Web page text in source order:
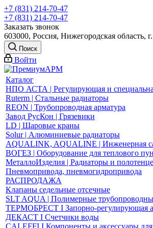
+7 (831) 214-70-47
+7 (831) 214-70-47
Заказать звонок
603000, Россия, Нижегородская
Поиск
Войти
Каталог
НПО АСТА | Регулирующая и
Ruterm | Стальные радиаторы
REON | Трубопроводная арматура
Завод РусКон | Грязевики
LD | Шаровые краны
Solur | Алюминиевые радиаторы
AQUALINK, AQUALINE | Инженерная
ВОГЕЗ | Оборудование для теплового
МеталлоИзделия | Радиаторы и
Пневмопривода, пневмогидропривода
РАСПРОДАЖА
Клапаны седельные отсечные
SLT AQUA | Полимерные
ТЕРМОБРЕСТ І Запорно-регулирующая
ДЕКАСТ І Счетчики воды
CALEFFI І Компоненты и аксессуары